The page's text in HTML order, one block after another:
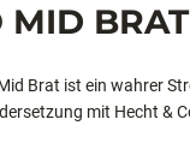
MID BRAT
Brat ist ein wahrer
mit Hecht &